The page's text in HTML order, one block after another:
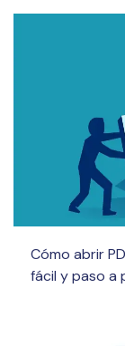
Cómo abrir
fácil y paso a